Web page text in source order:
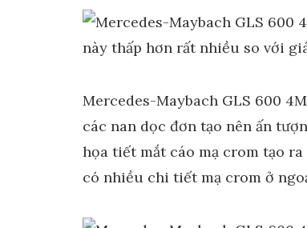
Mercedes-Maybach GLS 600
các nan dọc đơn tạo nên ấn
họa tiết mắt cáo mạ crom tạo
có nhiều chi tiết mạ crom ở